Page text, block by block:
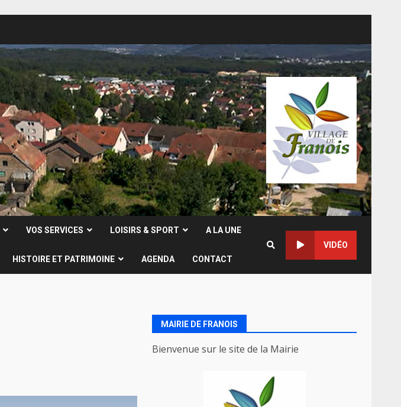
VOS SERVICES LOISIRS & SPORT A LA UNE
HISTOIRE ET PATRIMOINE AGENDA CONTACT
VIDÉO
MAIRIE DE FRANOIS
Bienvenue sur le site de la Mairie